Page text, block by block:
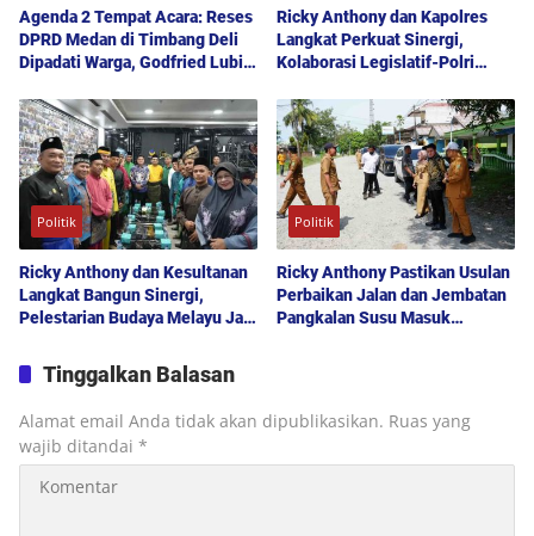
Agenda 2 Tempat Acara: Reses
DPRD Medan di Timbang Deli
Dipadati Warga, Godfried Lubis
hingga Layanan UHC
Ricky Anthony dan Kapolres
Langkat Perkuat Sinergi,
Kolaborasi Legislatif-Polri
Kondusif
Politik
Ricky Anthony dan Kesultanan
Langkat Bangun Sinergi,
Pelestarian Budaya Melayu Jadi
Politik
Ricky Anthony Pastikan Usulan
Perbaikan Jalan dan Jembatan
Pangkalan Susu Masuk
Tinggalkan Balasan
Alamat email Anda tidak akan dipublikasikan. Ruas yang
wajib ditandai *